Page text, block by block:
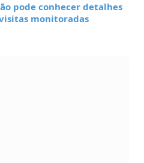
pode conhecer detalhes
monitoradas